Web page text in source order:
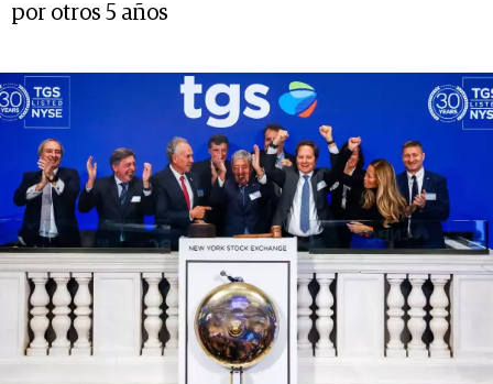
por otros 5 años